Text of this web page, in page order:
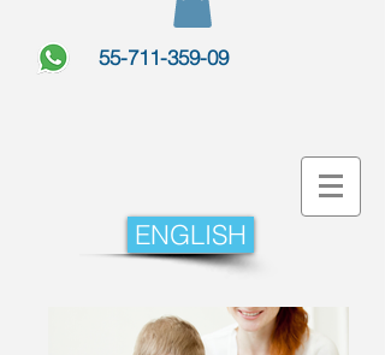
55-711-359-09
ENGLISH